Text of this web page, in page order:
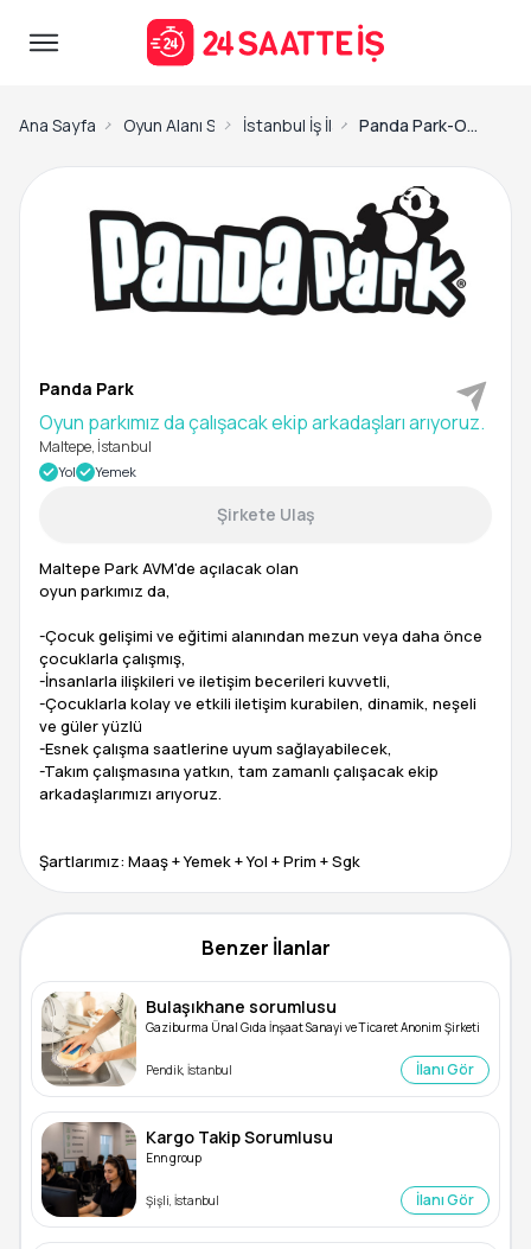
Ana Sayfa Oyun Alanı Sorumlusu İş İlanları
İstanbul İş İlanları Panda Park-Oyun parkımız da çalışacak ekip arkadaşları arıyoruz.
Panda Park
Oyun parkımız da çalışacak ekip arkadaşları arıyoruz.
Maltepe, İstanbul
Yol Yemek
Şirkete Ulaş
Maltepe Park AVM'de açılacak olan
oyun parkımız da,
-Çocuk gelişimi ve eğitimi alanından mezun veya daha önce
çocuklarla çalışmış,
-İnsanlarla ilişkileri ve iletişim becerileri kuvvetli,
-Çocuklarla kolay ve etkili iletişim kurabilen, dinamik, neşeli
ve güler yüzlü
-Esnek çalışma saatlerine uyum sağlayabilecek,
-Takım çalışmasına yatkın, tam zamanlı çalışacak ekip
arkadaşlarımızı arıyoruz.
Şartlarımız: Maaş + Yemek + Yol + Prim + Sgk
Benzer İlanlar
Bulaşıkhane sorumlusu
Gaziburma Ünal Gıda İnşaat Sanayi ve Ticaret Anonim Şirketi
Pendik, İstanbul İlanı Gör
Kargo Takip Sorumlusu
Enn group
Şişli, İstanbul İlanı Gör